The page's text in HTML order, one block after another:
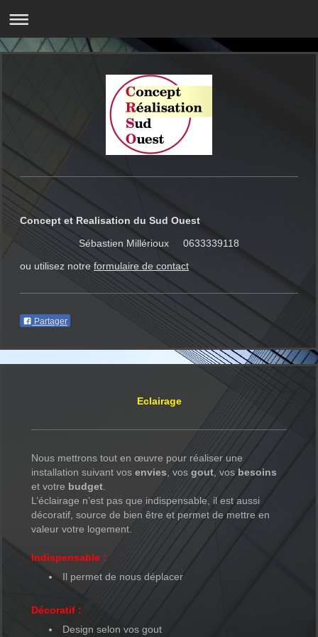
Concept et Realisation du Sud Ouest
Sébastien Millérioux 0633339118
ou utilisez notre formulaire de contact
Partager
Eclairage
Nous mettrons tout en œuvre pour réaliser une
installation suivant vos envies, vos gout, vos besoins
et votre budget.
L’éclairage n’est pas que indispensable, il est aussi
décoratif, source de bien être et permet de mettre en
valeur votre logement.
Indispensable :
Il permet de nous déplacer
Décoratif :
Design selon vos gout